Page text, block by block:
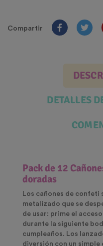
Compartir
DETALLES
Pack de 12
doradas
Los cañones de confeti
metalizado que se
de usar: prime el
durante la siguiente
cumpleaños. Los
diversión con un